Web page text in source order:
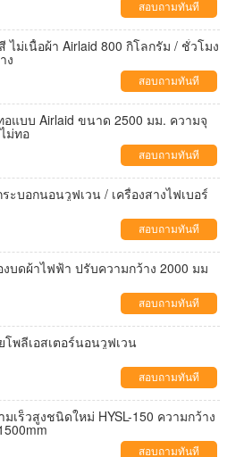
สอบถามทันที
ไม่เนื้อผ้า Airlaid 800 กิโลกรัม / ชั่วโมง
ง
สอบถามทันที
อแบบ Airlaid ขนาด 2500 มม. ความจุ
ม่ทอ
สอบถามทันที
ระบอกนอนวูฟเวน / เครื่องสางไฟเบอร์
สอบถามทันที
งบดผ้าไฟฟ้า ปรับความกว้าง 2000 มม
สอบถามทันที
โพลีเอสเตอร์นอนวูฟเวน
สอบถามทันที
มเร็วสูงชนิดใหม่ HYSL-150 ความกว้าง
สอบถามทันที